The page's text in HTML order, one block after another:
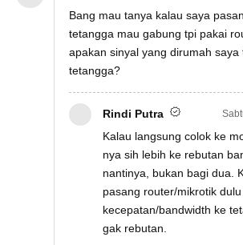
Bang mau tanya kalau saya
tetangga mau gabung tpi pakai
apakan sinyal yang dirumah saya
tetangga?
Rindi Putra
Kalau langsung colok ke
nya sih lebih ke rebutan
nantinya, bukan bagi dua.
pasang router/mikrotik
kecepatan/bandwidth ke
gak rebutan.